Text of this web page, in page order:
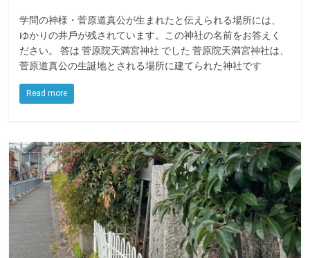
c
e
b
o
o
t
t
e
r
n
e
学問の神様・菅原道真公が⽣まれたと伝えられる場所には、
ゆかりの井⼾が残されています。この神社の名前をお答えく
ださい。 答は 菅原院天満宮神社 でした 菅原院天満宮神社は、
菅原道真公の⽣誕地とされる場所に建てられた神社です
Read more